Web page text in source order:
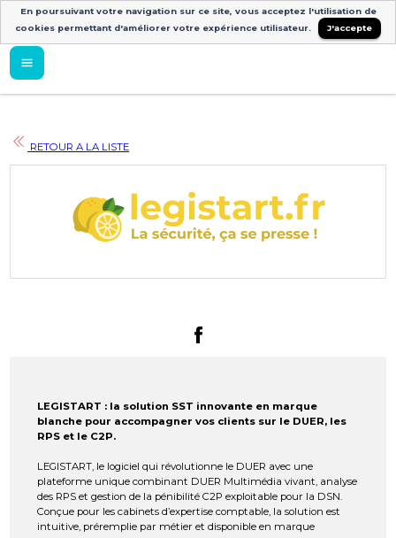
RETOUR A LA LISTE
LEGISTART : la solution SST innovante en marque
blanche pour accompagner vos clients sur le DUER, les
RPS et le C2P.
LEGISTART, le logiciel qui révolutionne le DUER avec une
plateforme unique combinant DUER Multimédia vivant, analyse
des RPS et gestion de la pénibilité C2P exploitable pour la DSN.
Conçue pour les cabinets d’expertise comptable, la solution est
intuitive, préremplie par métier et disponible en marque
En poursuivant votre navigation sur ce site, vous acceptez l'utilisation de
cookies permettant d'améliorer votre expérience utilisateur.
J'accepte